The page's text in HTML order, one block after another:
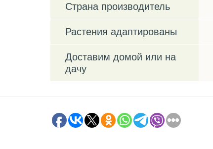
Страна производитель
Растения адаптированы
Доставим домой или на
дачу